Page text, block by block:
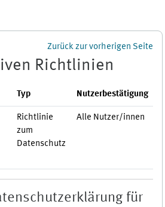
Zurück zur vorherigen Seite
Richtlinien
Typ Nutzerbestätigung
Richtlinie
zum
Datenschutz
Alle Nutzer/innen
für